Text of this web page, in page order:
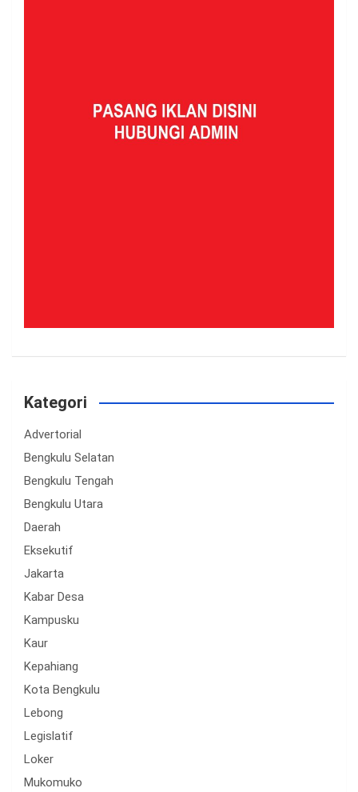
Kategori
Advertorial
Bengkulu Selatan
Bengkulu Tengah
Bengkulu Utara
Daerah
Eksekutif
Jakarta
Kabar Desa
Kampusku
Kaur
Kepahiang
Kota Bengkulu
Lebong
Legislatif
Loker
Mukomuko